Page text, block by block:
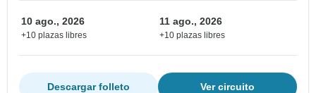
10 ago., 2026
+10 plazas libres
11 ago., 2026
+10 plazas libres
Ver circuito
Descargar folleto